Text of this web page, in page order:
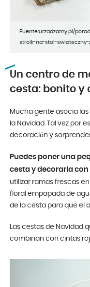
Fuente:urzadzamy.pl/
stroik-na-stol-swiateczny-
Un centro de
cesta: bonito y
Mucha gente asocia
la Navidad. Tal vez por
decoración y
Puedes poner una
cesta y decorarla con
utilizar ramas frescas
floral empapada de
de la cesta para que el
Las cestas de Navidad
combinan con cintas